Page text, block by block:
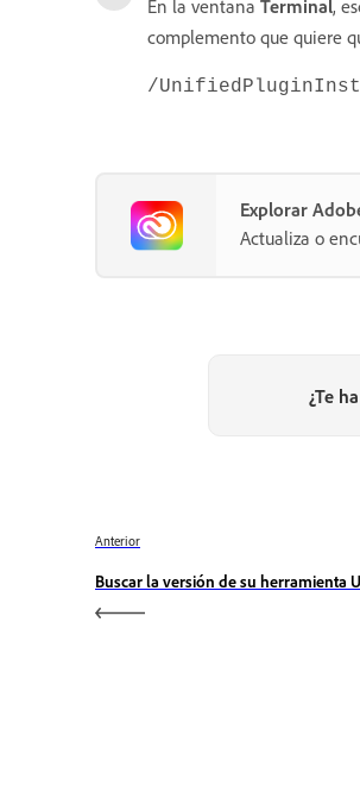
En la ventana Terminal,
complemento que quiere
/
Explorar
Actualiza o
¿Te
Anterior
Buscar la versión de su herramienta